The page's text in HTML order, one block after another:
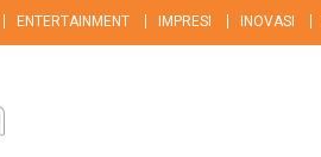
ENTERTAINMENT IMPRESI INOVASI